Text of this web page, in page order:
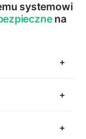
systemowi
na
łożyskami.